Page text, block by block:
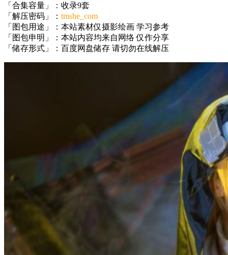
「合集容量」：收录9套
「解压密码」： tmshe_com
「图包用途」：本站素材仅摄影绘画 学习参考
「图包申明」：本站内容均来自网络 仅作分享
「储存形式」：百度网盘储存 请切勿在线解压